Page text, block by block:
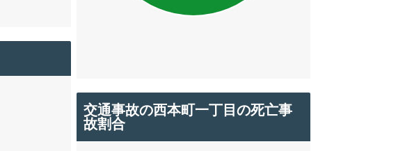
交通事故の西本町一丁目の死亡事
故割合